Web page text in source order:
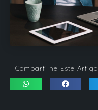
Compartilhe Este Artigo